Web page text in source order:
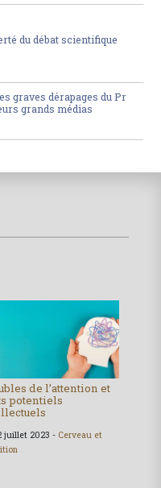
du débat scientifique
graves dérapages du Pr
grands médias
de l’attention et
potentiels
juillet 2023 - Cerveau et